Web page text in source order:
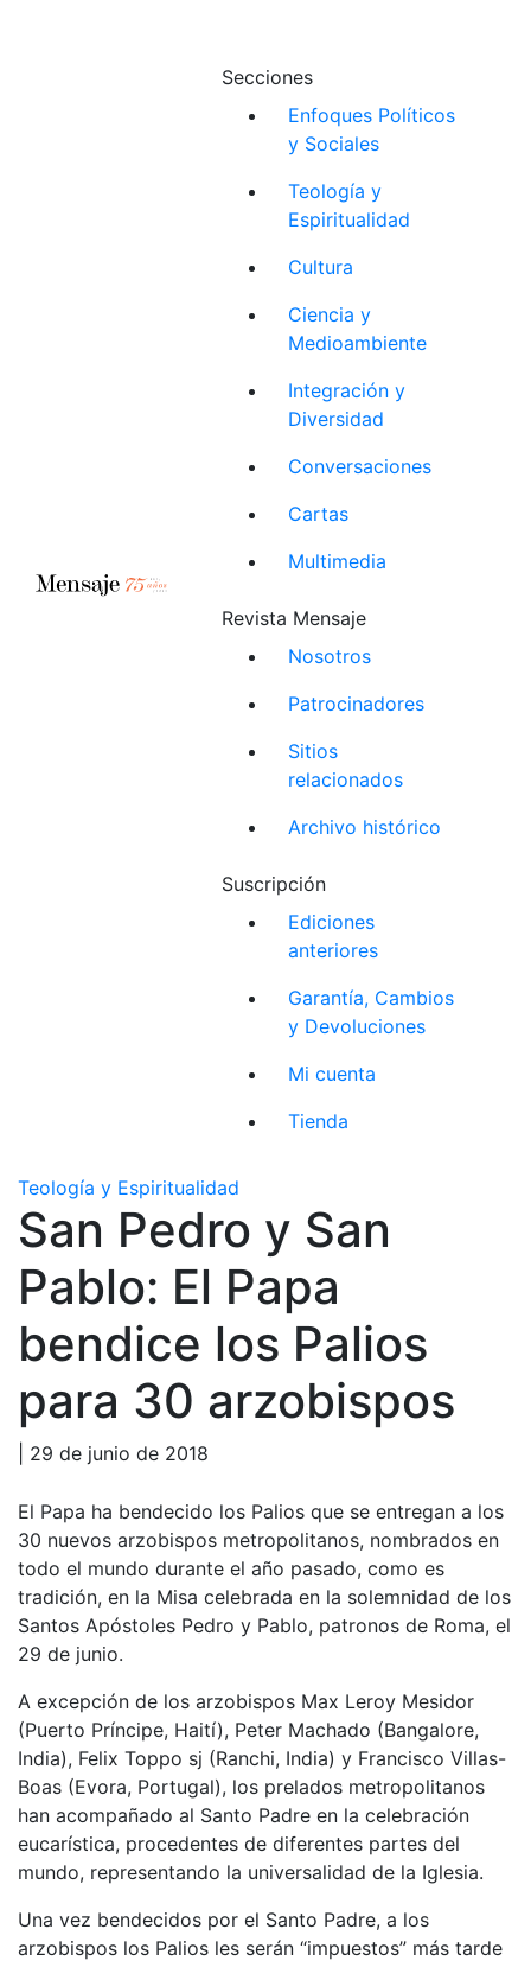
Secciones
Enfoques Políticos
y Sociales
Teología y
Espiritualidad
Cultura
Ciencia y
Medioambiente
Integración y
Diversidad
Conversaciones
Cartas
Multimedia
Revista Mensaje
Nosotros
Patrocinadores
Sitios
relacionados
Archivo histórico
Suscripción
Ediciones
anteriores
Garantía, Cambios
y Devoluciones
Mi cuenta
Tienda
Teología y Espiritualidad
San Pedro y San
Pablo: El Papa
bendice los Palios
para 30 arzobispos
| 29 de junio de 2018
El Papa ha bendecido los Palios que se entregan a los
30 nuevos arzobispos metropolitanos, nombrados en
todo el mundo durante el año pasado, como es
tradición, en la Misa celebrada en la solemnidad de los
Santos Apóstoles Pedro y Pablo, patronos de Roma, el
29 de junio.
A excepción de los arzobispos Max Leroy Mesidor
(Puerto Príncipe, Haití), Peter Machado (Bangalore,
India), Felix Toppo sj (Ranchi, India) y Francisco Villas-
Boas (Evora, Portugal), los prelados metropolitanos
han acompañado al Santo Padre en la celebración
eucarística, procedentes de diferentes partes del
mundo, representando la universalidad de la Iglesia.
Una vez bendecidos por el Santo Padre, a los
arzobispos los Palios les serán “impuestos” más tarde